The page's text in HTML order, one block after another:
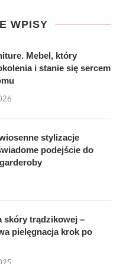
WPISY
Mebel, który
i stanie się sercem
stylizacje
podejście do
skóry trądzikowej –
pielęgnacja krok po